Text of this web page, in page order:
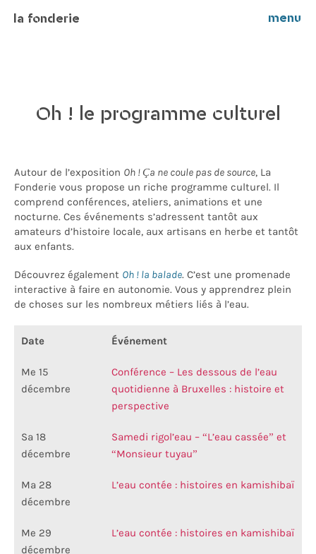
la fonderie menu
Oh ! le programme culturel
Autour de l’exposition Oh ! Ça ne coule pas de source, La
Fonderie vous propose un riche programme culturel. Il
comprend conférences, ateliers, animations et une
nocturne. Ces événements s’adressent tantôt aux
amateurs d’histoire locale, aux artisans en herbe et tantôt
aux enfants.
Découvrez également Oh ! la balade. C’est une promenade
interactive à faire en autonomie. Vous y apprendrez plein
de choses sur les nombreux métiers liés à l’eau.
Date Événement
Me 15
décembre
Conférence – Les dessous de l’eau
quotidienne à Bruxelles : histoire et
perspective
Sa 18
décembre
Samedi rigol’eau – “L’eau cassée” et
“Monsieur tuyau”
Ma 28
décembre
L’eau contée : histoires en kamishibaï
Me 29
décembre
L’eau contée : histoires en kamishibaï